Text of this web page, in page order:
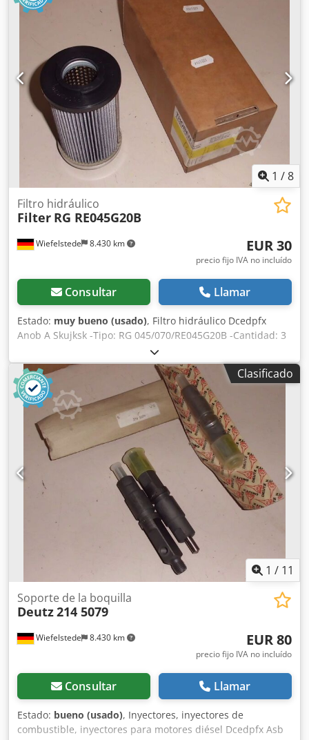
1 /8
Wiefelstede 8.430 km
Filtro hidráulico
Filter RG RE045G20B
EUR 30
precio fijo IVA no incluído
Consultar Llamar
Estado: muy bueno (usado), Filtro hidráulico Dcedpfx
Anob A Skujksk -Tipo: RG 045/070/RE045G20B -Cantidad: 3
unidades disponibles -Precio: por unidad -Peso: 0,5
kg/unidad
Clasificado
1 / 11
Wiefelstede 8.430 km
Soporte de la boquilla
Deutz214 5079
EUR 80
precio fijo IVA no incluído
Consultar Llamar
Estado: bueno (usado), Inyectores, inyectores de
combustible, inyectores para motores diésel Dcedpfx Asb